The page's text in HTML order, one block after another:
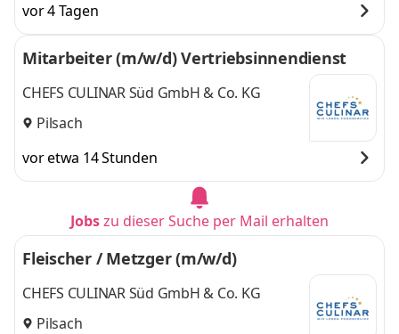
vor 4 Tagen
Mitarbeiter (m/w/d) Vertriebsinnendienst
CHEFS CULINAR Süd GmbH & Co. KG
Pilsach
vor etwa 14 Stunden
Jobszu dieser Suche per Mail erhalten
Fleischer / Metzger (m/w/d)
CHEFS CULINAR Süd GmbH & Co. KG
Pilsach